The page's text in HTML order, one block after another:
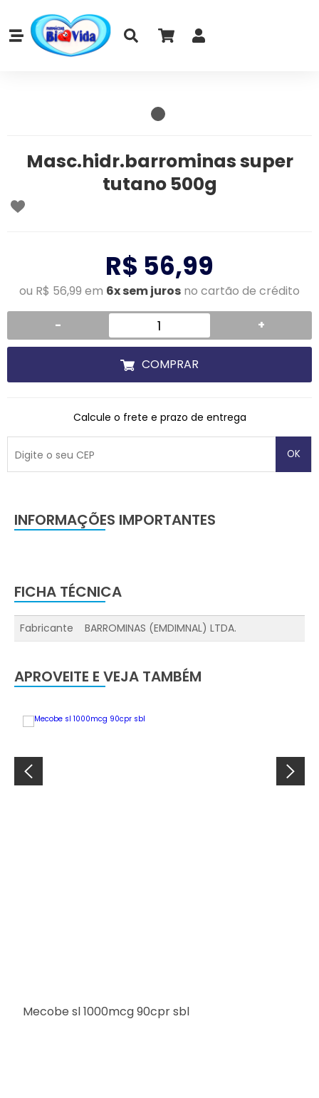
Masc.hidr.barrominas super
tutano 500g
R$ 56,99
ou R$ 56,99 em 6x sem juros no cartão de crédito
- +
COMPRAR
Calcule o frete e prazo de entrega
OK
INFORMAÇÕES IMPORTANTES
FICHA TÉCNICA
Fabricante BARROMINAS (EMDIMNAL) LTDA.
APROVEITE E VEJA TAMBÉM
Mecobe sl 1000mcg 90cpr sbl